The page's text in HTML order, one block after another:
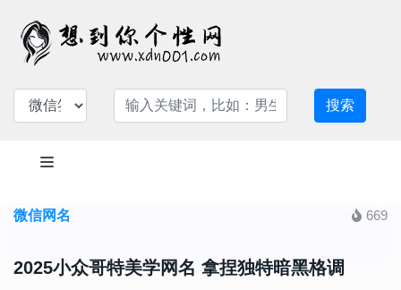
搜索
微信网名 669
2025小众哥特美学网名 拿捏独特暗黑格调